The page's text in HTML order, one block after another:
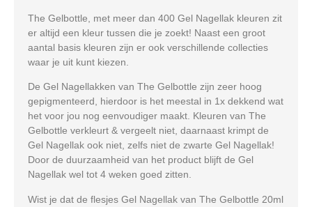
The Gelbottle, met meer dan 400 Gel Nagellak kleuren zit
er altijd een kleur tussen die je zoekt! Naast een groot
aantal basis kleuren zijn er ook verschillende collecties
waar je uit kunt kiezen.
De Gel Nagellakken van The Gelbottle zijn zeer hoog
gepigmenteerd, hierdoor is het meestal in 1x dekkend wat
het voor jou nog eenvoudiger maakt. Kleuren van The
Gelbottle verkleurt & vergeelt niet, daarnaast krimpt de
Gel Nagellak ook niet, zelfs niet de zwarte Gel Nagellak!
Door de duurzaamheid van het product blijft de Gel
Nagellak wel tot 4 weken goed zitten.
Wist je dat de flesjes Gel Nagellak van The Gelbottle 20ml